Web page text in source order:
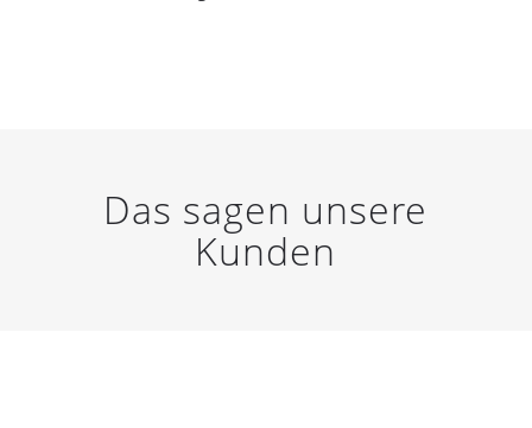
Das sagen unsere
Kunden